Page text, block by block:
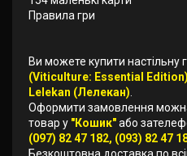
Правила гри
Ви можете купити настільну
(Viticulture: Essential
Lelekan (Лелекан)
Оформити замовлення
товар у "Кошик"або
(097) 82 47 182, (093) 82 47